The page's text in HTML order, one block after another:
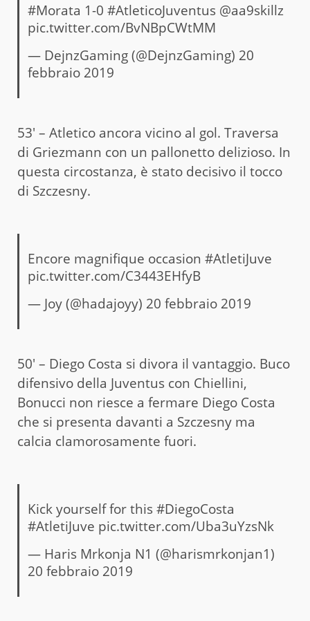
#Morata 1-0 #AtleticoJuventus @aa9skillz
pic.twitter.com/BvNBpCWtMM
— DejnzGaming (@DejnzGaming) 20
febbraio 2019
53′ – Atletico ancora vicino al gol. Traversa
di Griezmann con un pallonetto delizioso. In
questa circostanza, è stato decisivo il tocco
di Szczesny.
Encore magnifique occasion #AtletiJuve
pic.twitter.com/C3443EHfyB
— Joy (@hadajoyy) 20 febbraio 2019
50′ – Diego Costa si divora il vantaggio. Buco
difensivo della Juventus con Chiellini,
Bonucci non riesce a fermare Diego Costa
che si presenta davanti a Szczesny ma
calcia clamorosamente fuori.
Kick yourself for this#DiegoCosta
#AtletiJuve pic.twitter.com/Uba3uYzsNk
— Haris Mrkonja N1 (@harismrkonjan1)
20 febbraio 2019